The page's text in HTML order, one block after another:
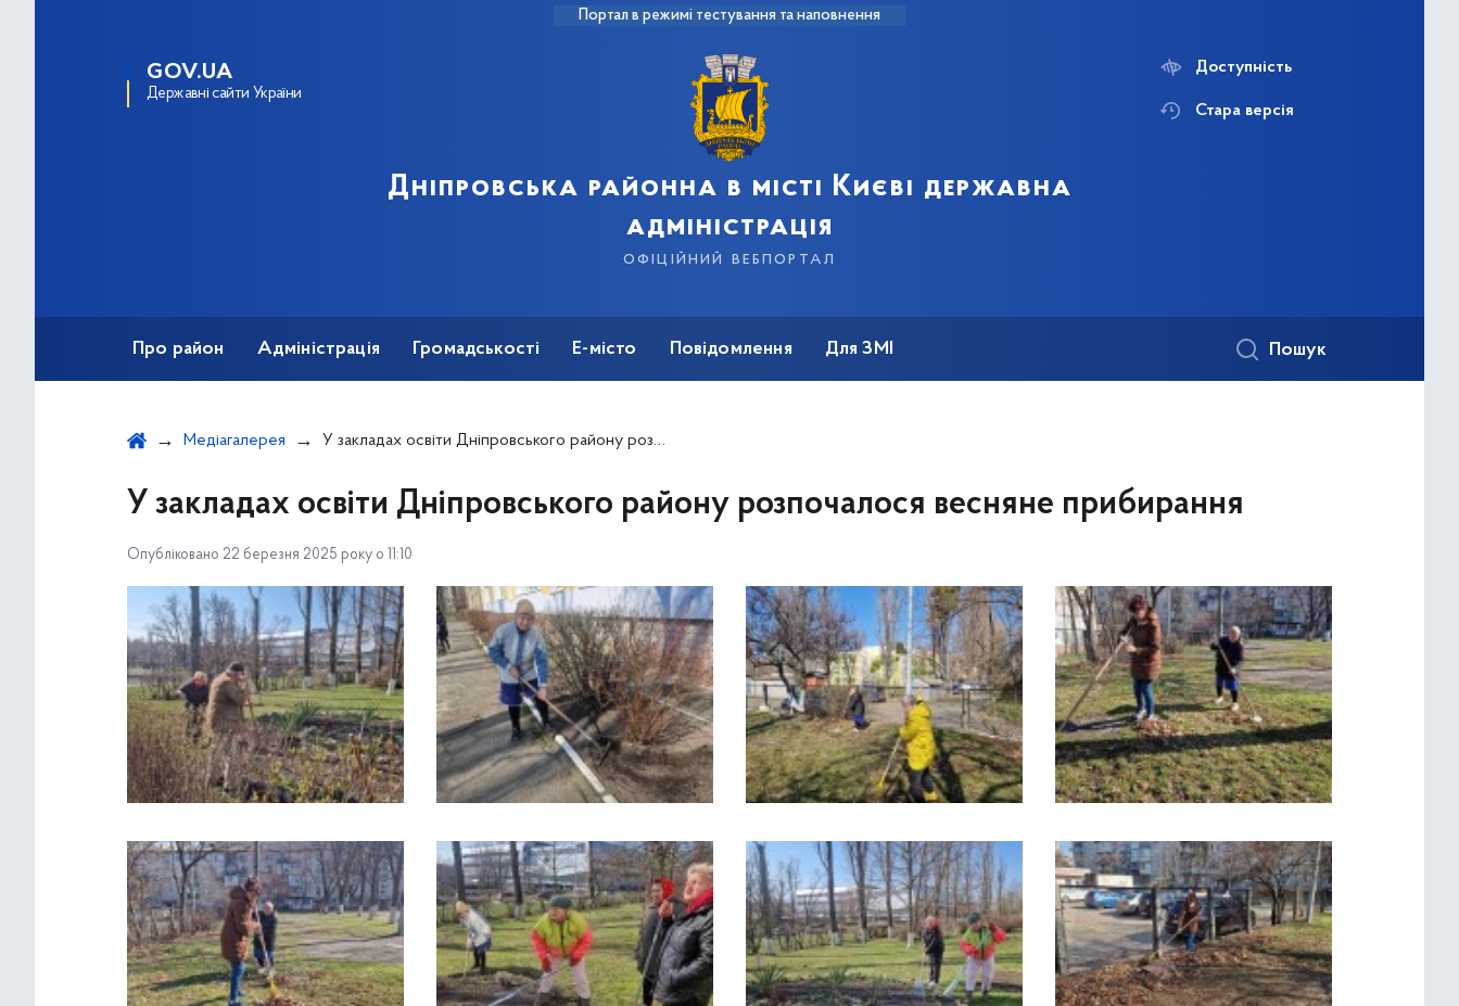
Портал в режимі тестування та наповнення
GOV.UA
Державні сайти України
Дніпровська районна в місті Києві державна
адміністрація
офіційний вебпортал
Доступність
Стара версія
Про район Адміністрація Громадськості Е-місто Повідомлення Для ЗМІ Пошук
Медіагалерея У закладах освіти Дніпровського району розпочалося весняне прибирання
У закладах освіти Дніпровського району розпочалося весняне прибирання
Опубліковано 22 березня 2025 року о 11:10